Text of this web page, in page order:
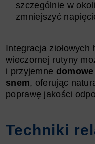
szczególnie w
zmniejszyć
Integracja ziołowych
wieczornej rutyny
i przyjemne
snem, oferując
poprawę jakości
Techniki